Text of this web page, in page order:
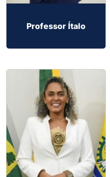
Professor Ítalo